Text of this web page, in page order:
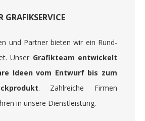
GRAFIKSERVICE
und Partner bieten wir ein Rund-
Unser Grafikteam entwickelt
Ideen vom Entwurf bis zum
. Zahlreiche Firmen
in unsere Dienstleistung.